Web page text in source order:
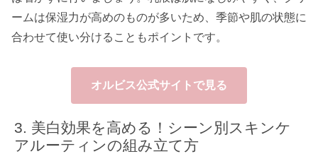
ームは保湿力が高めのものが多いため、季節や肌の状態に
合わせて使い分けることもポイントです。
オルビス公式サイトで見る
美白効果を高める！シーン別スキンケ
アルーティンの組み立て方